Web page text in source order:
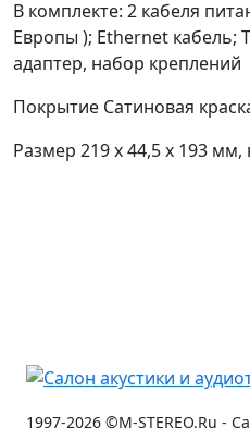
В комплекте: 2 кабеля
Европы ); Ethernet кабель;
адаптер, набор креплений
Покрытие Сатиновая
Размер 219 x 44,5 x 193 мм,
1997-2026 ©M-STEREO.Ru -